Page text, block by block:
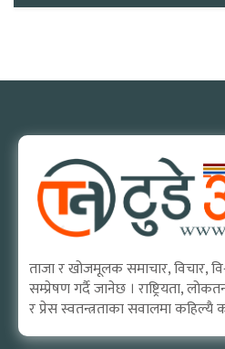
ताजा र खोजमूलक समाचार, विचार,
सम्प्रेषण गर्दै जानेछ । राष्ट्रियता,
र प्रेस स्वतन्त्रताका सवालमा